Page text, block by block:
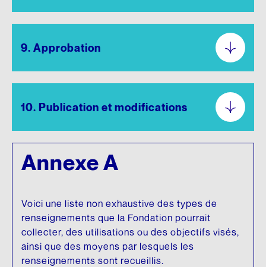
9. Approbation
10. Publication et modifications
Annexe A
Voici une liste non exhaustive des types de
renseignements que la Fondation pourrait
collecter, des utilisations ou des objectifs visés,
ainsi que des moyens par lesquels les
renseignements sont recueillis.